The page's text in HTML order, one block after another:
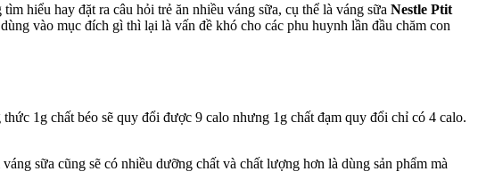
hiểu hay đặt ra câu hỏi trẻ ăn nhiều váng sữa, cụ thể là váng sữa Nestle Ptit
vào mục đích gì thì lại là vấn đề khó cho các phu huynh lần đầu chăm con
1g chất béo sẽ quy đổi được 9 calo nhưng 1g chất đạm quy đổi chỉ có 4 calo.
sữa cũng sẽ có nhiều dưỡng chất và chất lượng hơn là dùng sản phẩm mà